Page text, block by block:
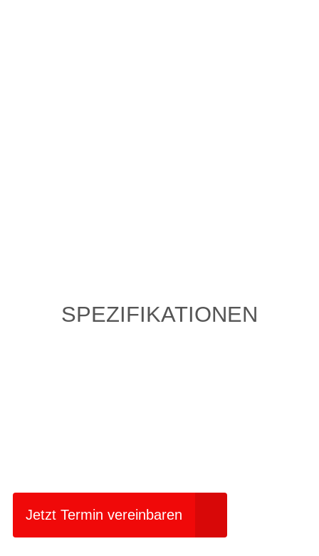
SPEZIFIKATIONEN
Jetzt Termin vereinbaren